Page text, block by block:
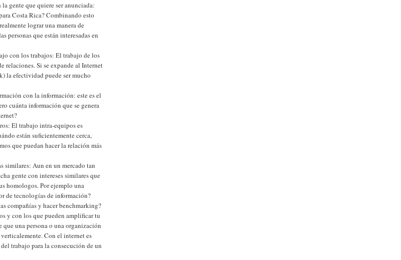
gente que quiere ser anunciada:
Costa Rica? Combinando esto
lograr una manera de
personas que están interesadas en
con los trabajos: El trabajo de los
relaciones. Si se expande al Internet
la efectividad puede ser mucho
con la información: este es el
cuánta información que se genera
El trabajo intra-equipos es
están suficientemente cerca,
que puedan hacer la relación más
similares: Aun en un mercado tan
gente con intereses similares que
homologos. Por ejemplo una
de tecnologías de información?
compañías y hacer benchmarking?
y con los que pueden amplificar tu
una persona o una organización
Con el internet es
trabajo para la consecución de un